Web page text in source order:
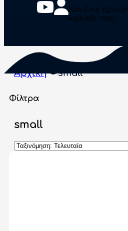
Κανένα
καλάθι σας.
Αρχική small
Φίλτρα
small